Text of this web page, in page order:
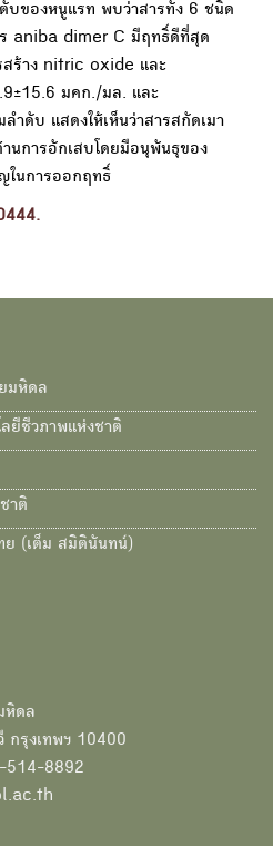
ตับของหนูแรท พบว่าสารทั้ง 6 ชนิด
aniba dimer C มีฤทธิ์ดีที่สุด
สร้าง nitric oxide และ
มคก./มล. และ
ำดับ แสดงให้เห็นว่าสารสกัดเมา
นการอักเสบโดยมีอนุพันธุของ
นการออกฤทธิ์
มหิดล
ยีชีวภาพแห่งชาติ
าติ
ย (เต็ม สมิตินันทน์)
หิดล
กรุงเทพฯ 10400
514-8892